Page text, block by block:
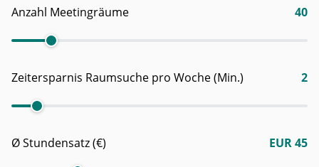
Anzahl Meetingräume 40
Zeitersparnis Raumsuche pro Woche (Min.) 2
Ø Stundensatz (€) EUR 45